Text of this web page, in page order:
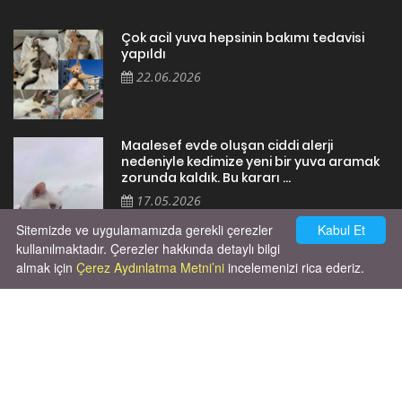
Çok acil yuva hepsinin bakımı tedavisi
yapıldı
22.06.2026
Maalesef evde oluşan ciddi alerji
nedeniyle kedimize yeni bir yuva aramak
zorunda kaldık. Bu kararı ...
17.05.2026
Kabul Et
Sitemizde ve uygulamamızda gerekli çerezler
kullanılmaktadır. Çerezler hakkında detaylı bilgi
almak için Çerez Aydınlatma Metni’ni incelemenizi rica ederiz.